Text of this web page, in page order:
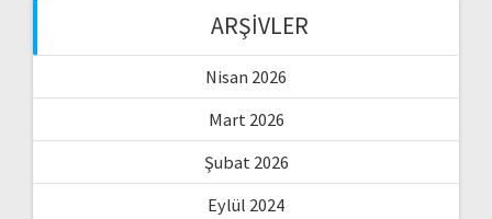
ARŞIVLER
Nisan 2026
Mart 2026
Şubat 2026
Eylül 2024